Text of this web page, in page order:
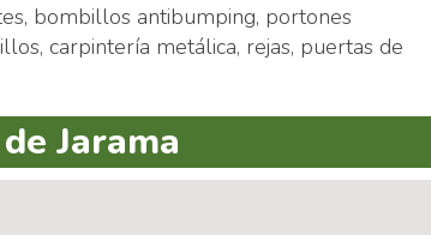
bombillos antibumping, portones
carpintería metálica, rejas, puertas de
Jarama